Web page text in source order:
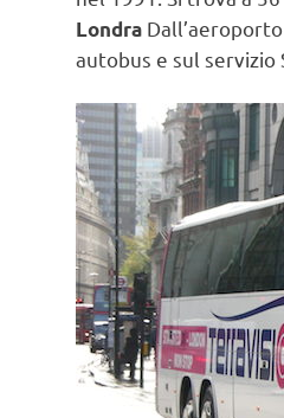
Londra
autobus e sul servizio